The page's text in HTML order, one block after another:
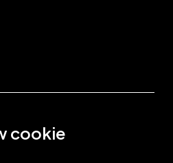
cookie